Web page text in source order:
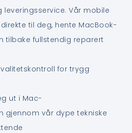
Vår mobile
til deg, hente MacBook-
tilbake fullstendig reparert
for trygg
ut i Mac-
gjennom vår dype tekniske